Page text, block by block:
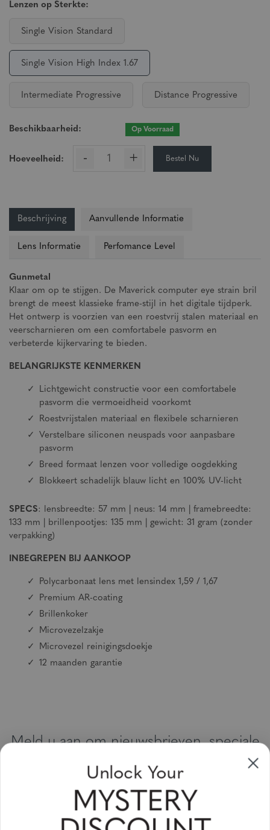
Lenzen op Sterkte:
Single Vision Standard
Single Vision High Index 1.67
Intermediate Progressive Distance Progressive
Beschikbaarheid: Op Voorraad
Hoeveelheid: - + Bestel Nu
Beschrijving Aanvullende Informatie
Lens Informatie Perfomance Level
Gunmetal
Klaar om op te stijgen. De Maverick computer eye strain bril
brengt de meest klassieke frame-stijl in het digitale tijdperk.
Het ontwerp is voorzien van een roestvrij stalen materiaal en
veerscharnieren om een comfortabele pasvorm en
verbeterde kijkervaring te bieden.
BELANGRIJKSTE KENMERKEN
Lichtgewicht constructie voor een comfortabele
pasvorm die vermoeidheid voorkomt
Roestvrijstalen materiaal en flexibele scharnieren
Verstelbare siliconen neuspads voor aanpasbare
pasvorm
Breed formaat lenzen voor volledige oogdekking
Blokkeert schadelijk blauw licht en 100% UV-licht
SPECS: lensbreedte: 57 mm | neus: 14 mm | framebreedte:
133 mm | brillenpootjes: 135 mm | gewicht: 31 gram (zonder
verpakking)
INBEGREPEN BIJ AANKOOP
Polycarbonaat lens met lensindex 1,59 / 1,67
Premium AR-coating
Brillenkoker
Microvezelzakje
Microvezel reinigingsdoekje
12 maanden garantie
Meld u aan om nieuwsbrieven, speciale
aanbiedingen en kortingsbonnen te
ontvangen
Vul uw email adres in en schrijf u in!
Unlock Your
MYSTERY